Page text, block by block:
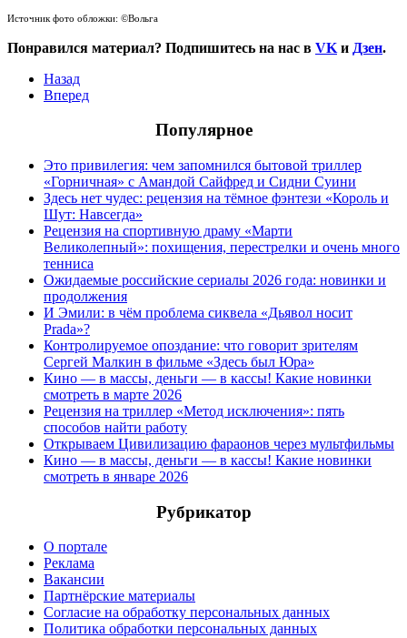
Источник фото обложки: ©Вольга
Понравился материал? Подпишитесь на нас в VK и Дзен.
Назад
Вперед
Популярное
Это привилегия: чем запомнился бытовой триллер
«Горничная» с Амандой Сайфред и Сидни Суини
Здесь нет чудес: рецензия на тёмное фэнтези «Король и
Шут: Навсегда»
Рецензия на спортивную драму «Марти
Великолепный»: похищения, перестрелки и очень много
тенниса
Ожидаемые российские сериалы 2026 года: новинки и
продолжения
И Эмили: в чём проблема сиквела «Дьявол носит
Prada»?
Контролируемое опоздание: что говорит зрителям
Сергей Малкин в фильме «Здесь был Юра»
Кино — в массы, деньги — в кассы! Какие новинки
смотреть в марте 2026
Рецензия на триллер «Метод исключения»: пять
способов найти работу
Открываем Цивилизацию фараонов через мультфильмы
Кино — в массы, деньги — в кассы! Какие новинки
смотреть в январе 2026
Рубрикатор
О портале
Реклама
Вакансии
Партнёрские материалы
Согласие на обработку персональных данных
Политика обработки персональных данных